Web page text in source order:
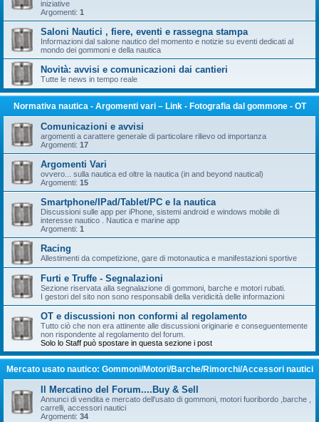
iniziative
Argomenti: 1
Saloni Nautici , fiere, eventi e rassegna stampa
Informazioni dal salone nautico del momento e notizie su eventi dedicati al
mondo dei gommoni e della nautica
Novità: avvisi e comunicazioni dai cantieri
Tutte le news in tempo reale
Normativa nautica - Argomenti vari – Link - Fotografia dal gommone - OT
Comunicazioni e avvisi
argomenti a carattere generale di particolare rilievo od importanza
Argomenti: 17
Argomenti Vari
ovvero... sulla nautica ed oltre la nautica (in and beyond nautical)
Argomenti: 15
Smartphone/IPad/Tablet/PC e la nautica
Discussioni sulle app per iPhone, sistemi android e windows mobile di
interesse nautico . Nautica e marine app
Argomenti: 1
Racing
Allestimenti da competizione, gare di motonautica e manifestazioni sportive
Furti e Truffe - Segnalazioni
Sezione riservata alla segnalazione di gommoni, barche e motori rubati.
I gestori del sito non sono responsabili della veridicità delle informazioni
OT e discussioni non conformi al regolamento
Tutto ciò che non era attinente alle discussioni originarie e conseguentemente
non rispondente al regolamento del forum.
Solo lo Staff può spostare in questa sezione i post
Mercato usato nautico: Gommoni/Motori/Barche/Rimorchi/Accessori nautici
Il Mercatino del Forum....Buy & Sell
Annunci di vendita e mercato dell'usato di gommoni, motori fuoribordo ,barche ,
carrelli, accessori nautici
Argomenti: 34